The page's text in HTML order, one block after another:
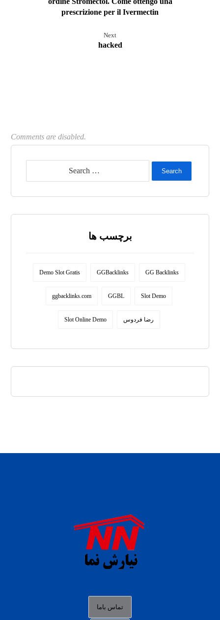
prescrizione per il Ivermectin
Next
hacked
Comments are disabled.
Search
برچسب ها
Demo Slot Gratis GGBacklinks GG Backlinks
ggbacklinks.com GGBL Slot Demo
Slot Online Demo رضا فردوس
situs s77 terpercaya
slot88 online
agen slot deposit pulsa
data togel hk hari ini
تماس باما